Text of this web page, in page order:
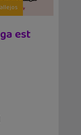
est